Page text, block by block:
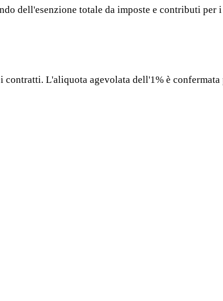
dell'esenzione totale da imposte e contributi per
contratti. L'aliquota agevolata dell'1% è